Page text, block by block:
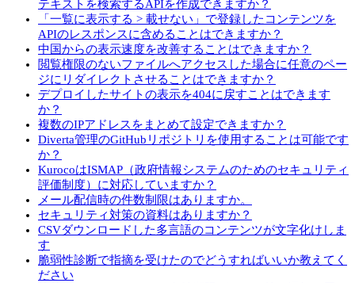
テキストを検索するAPIを作成できますか？
「一覧に表示する > 載せない」で登録したコンテンツを
APIのレスポンスに含めることはできますか？
中国からの表示速度を改善することはできますか？
閲覧権限のないファイルへアクセスした場合に任意のペー
ジにリダイレクトさせることはできますか？
デプロイしたサイトの表示を404に戻すことはできます
か？
複数のIPアドレスをまとめて設定できますか？
Diverta管理のGitHubリポジトリを使用することは可能です
か？
KurocoはISMAP（政府情報システムのためのセキュリティ
評価制度）に対応していますか？
メール配信時の件数制限はありますか。
セキュリティ対策の資料はありますか？
CSVダウンロードした多言語のコンテンツが文字化けしま
す
脆弱性診断で指摘を受けたのでどうすればいいか教えてく
ださい